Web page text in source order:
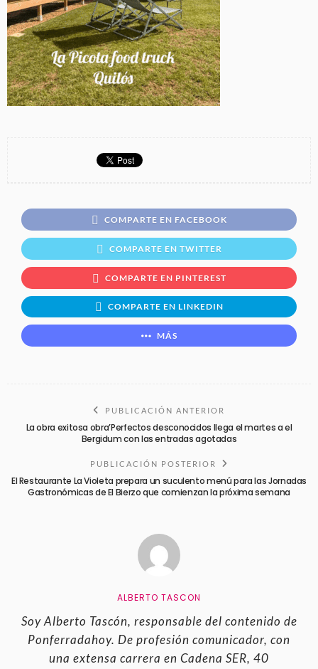
COMPARTE EN FACEBOOK
COMPARTE EN TWITTER
COMPARTE EN PINTEREST
COMPARTE EN LINKEDIN
MÁS
PUBLICACIÓN ANTERIOR
La obra exitosa obra’Perfectos desconocidos llega el martes a el
Bergidum con las entradas agotadas
PUBLICACIÓN POSTERIOR
El Restaurante La Violeta prepara un suculento menú para las Jornadas
Gastronómicas de El Bierzo que comienzan la próxima semana
ALBERTO TASCON
Soy Alberto Tascón, responsable del contenido de
Ponferradahoy. De profesión comunicador, con
una extensa carrera en Cadena SER, 40